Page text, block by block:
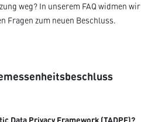
weg? In unserem FAQ widmen wir
Fragen zum neuen Beschluss.